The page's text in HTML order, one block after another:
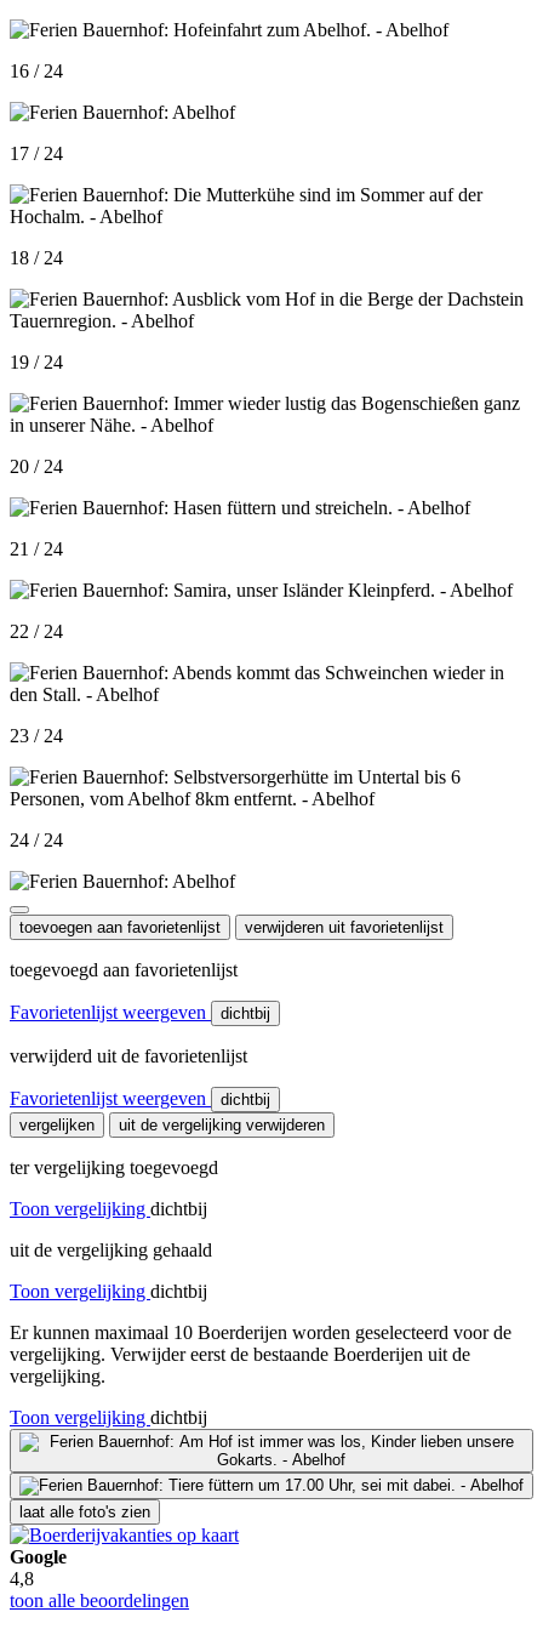
16 / 24
17 / 24
18 / 24
19 / 24
20 / 24
21 / 24
22 / 24
23 / 24
24 / 24
toevoegen aan favorietenlijst verwijderen uit favorietenlijst
toegevoegd aan favorietenlijst
Favorietenlijst weergeven dichtbij
verwijderd uit de favorietenlijst
Favorietenlijst weergeven
dichtbij
vergelijken
uit de vergelijking verwijderen
ter vergelijking toegevoegd
Toon vergelijking dichtbij
uit de vergelijking gehaald
Toon vergelijking dichtbij
Er kunnen maximaal 10 Boerderijen worden geselecteerd voor de
vergelijking. Verwijder eerst de bestaande Boerderijen uit de
vergelijking.
Toon vergelijking dichtbij
laat alle foto's zien
Google
4,8
toon alle beoordelingen